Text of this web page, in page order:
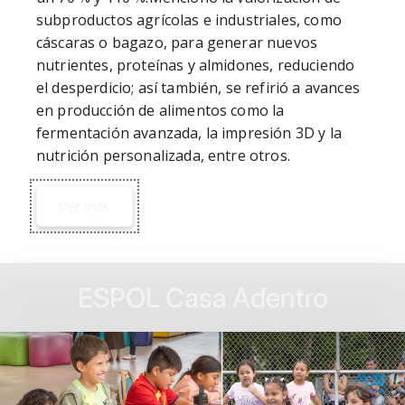
subproductos agrícolas e industriales, como
cáscaras o bagazo, para generar nuevos
nutrientes, proteínas y almidones, reduciendo
el desperdicio; así también, se refirió a avances
en producción de alimentos como la
fermentación avanzada, la impresión 3D y la
nutrición personalizada, entre otros.